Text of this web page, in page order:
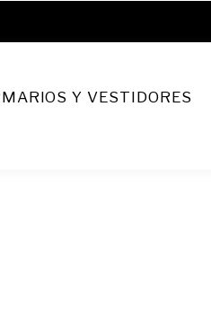
Y VESTIDORES